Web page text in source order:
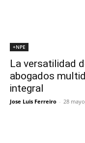
+NPE
La versatilidad
abogados
integral
Jose Luis Ferreiro - 28